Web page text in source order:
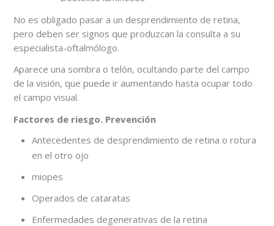
No es obligado pasar a un desprendimiento de retina,
pero deben ser signos que produzcan la consulta a su
especialista-oftalmólogo.
Aparece una sombra o telón, ocultando parte del campo
de la visión, que puede ir aumentando hasta ocupar todo
el campo visual.
Factores de riesgo. Prevención
Antecedentes de desprendimiento de retina o rotura
en el otro ojo
miopes
Operados de cataratas
Enfermedades degenerativas de la retina